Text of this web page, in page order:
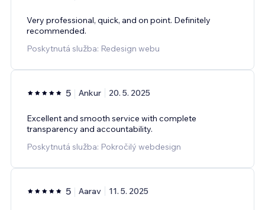
Very professional, quick, and on point. Definitely
recommended.
Poskytnutá služba: Redesign webu
5 Ankur 20. 5. 2025
Excellent and smooth service with complete
transparency and accountability.
Poskytnutá služba: Pokročilý webdesign
5 Aarav 11. 5. 2025